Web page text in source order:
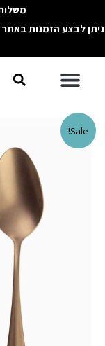
לתוכן
משלוח
ניתן לבצע הזמנות
תפריט
Sale!
כמות
של